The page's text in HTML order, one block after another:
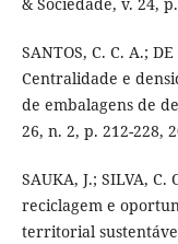
& Sociedade, v. 24,
SANTOS, C. C. A.;
Centralidade e
de embalagens de
26, n. 2, p. 212-228,
SAUKA, J.; SILVA,
reciclagem e
territorial